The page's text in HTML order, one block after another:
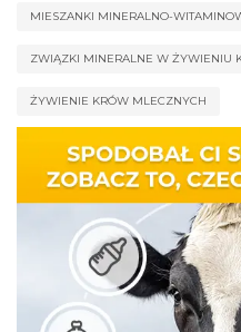
MIESZANKI MINERALNO-
ZWIĄZKI MINERALNE W ŻYWIENIU
ŻYWIENIE KRÓW MLECZNYCH